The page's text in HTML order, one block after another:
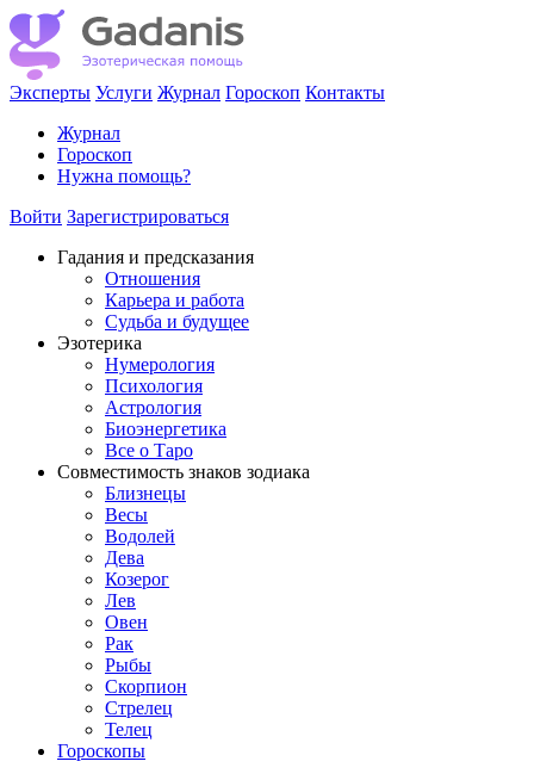
Эксперты Услуги Журнал Гороскоп Контакты
Журнал
Гороскоп
Нужна помощь?
Войти Зарегистрироваться
Гадания и предсказания
Отношения
Карьера и работа
Cудьба и будущее
Эзотерика
Нумерология
Психология
Астрология
Биоэнергетика
Все о Таро
Совместимость знаков зодиака
Близнецы
Весы
Водолей
Дева
Козерог
Лев
Овен
Рак
Рыбы
Скорпион
Стрелец
Телец
Гороскопы